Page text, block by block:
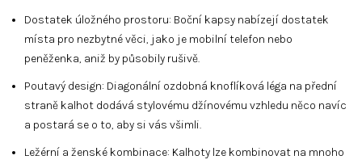
Dostatek úložného prostoru: Boční kapsy nabízejí dostatek
místa pro nezbytné věci, jako je mobilní telefon nebo
peněženka, aniž by působily rušivě.
Poutavý design: Diagonální ozdobná knoflíková léga na přední
straně kalhot dodává stylovému džínovému vzhledu něco navíc
a postará se o to, aby si vás všimli.
Ležérní a ženské kombinace: Kalhoty lze kombinovat na mnoho